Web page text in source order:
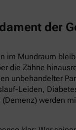
der
im Mundraum
die Zähne
unbehandelter
Leiden,
werden